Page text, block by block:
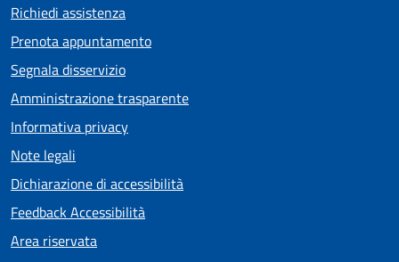
Richiedi assistenza
Prenota appuntamento
Segnala disservizio
Amministrazione trasparente
Informativa privacy
Note legali
Dichiarazione di accessibilità
Feedback Accessibilità
Area riservata